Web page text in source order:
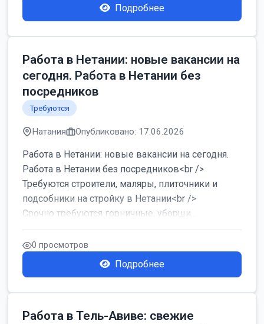
Подробнее
Работа в Нетании: новые вакансии на
сегодня. Работа в Нетании без
посредников
Требуются
Натания Опубликовано: 17.06.2026
Работа в Нетании: новые вакансии на сегодня.
Работа в Нетании без посредников<br />
Требуются строители, маляры, плиточники и
подсобники на стройку в Нетании<br />
Срочно требуются горничные, уборщи...
0 просмотров
Подробнее
Работа в Тель-Авиве: свежие